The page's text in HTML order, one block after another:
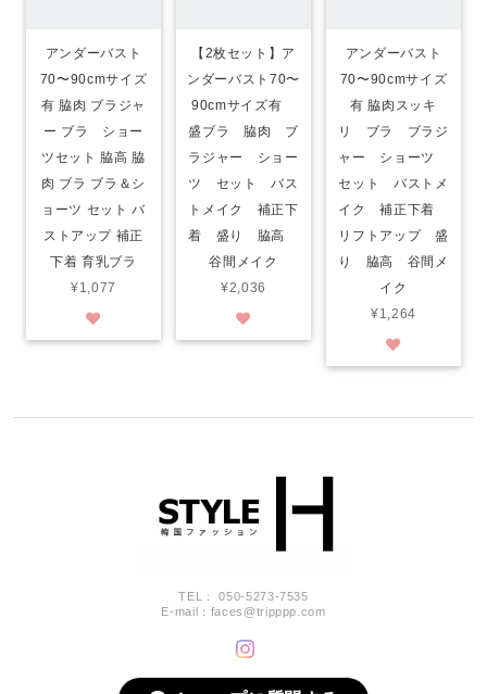
アンダーバスト
70〜90cmサイズ
有 脇肉 ブラジャ
ー ブラ ショー
ツセット 脇高 脇
肉 ブラ ブラ＆シ
ョーツ セット バ
ストアップ 補正
下着 育乳ブラ
¥1,077
【2枚セット】ア
ンダーバスト70〜
90cmサイズ有
盛ブラ 脇肉 ブ
ラジャー ショー
ツ セット バス
トメイク 補正下
着 盛り 脇高
谷間メイク
¥2,036
アンダーバスト
70〜90cmサイズ
有 脇肉スッキ
リ ブラ ブラジ
ャー ショーツ
セット バストメ
イク 補正下着
リフトアップ 盛
り 脇高 谷間メ
イク
¥1,264
TEL： 050-5273-7535
E-mail： faces@tripppp.com